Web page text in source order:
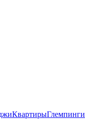
КвартирыГлемпинги